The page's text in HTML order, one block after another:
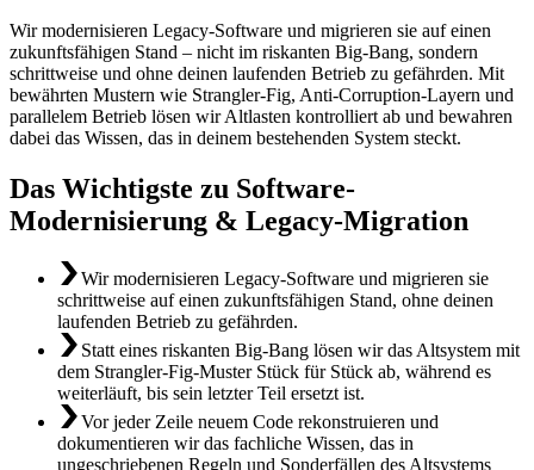
Wir modernisieren Legacy-Software und migrieren sie auf einen
zukunftsfähigen Stand – nicht im riskanten Big-Bang, sondern
schrittweise und ohne deinen laufenden Betrieb zu gefährden. Mit
bewährten Mustern wie Strangler-Fig, Anti-Corruption-Layern und
parallelem Betrieb lösen wir Altlasten kontrolliert ab und bewahren
dabei das Wissen, das in deinem bestehenden System steckt.
Das Wichtigste zu Software-
Modernisierung & Legacy-Migration
Wir modernisieren Legacy-Software und migrieren sie
schrittweise auf einen zukunftsfähigen Stand, ohne deinen
laufenden Betrieb zu gefährden.
Statt eines riskanten Big-Bang lösen wir das Altsystem mit
dem Strangler-Fig-Muster Stück für Stück ab, während es
weiterläuft, bis sein letzter Teil ersetzt ist.
Vor jeder Zeile neuem Code rekonstruieren und
dokumentieren wir das fachliche Wissen, das in
ungeschriebenen Regeln und Sonderfällen des Altsystems